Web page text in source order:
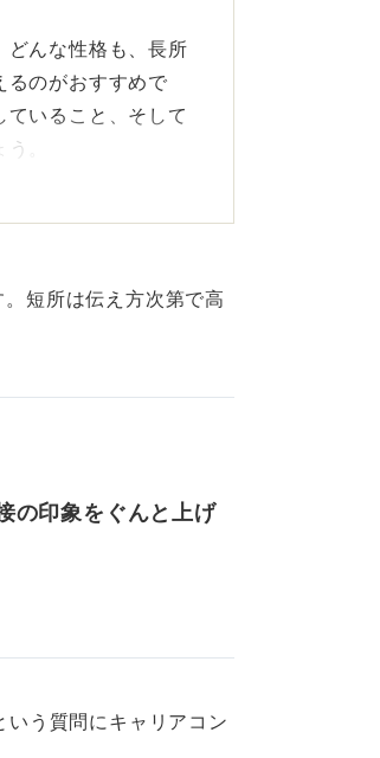
どんな性格も、長所
るのがおすすめで
いること、そして
。
打ったり、共感を
と改善意欲をアピ
です。
確さ、正確性、分
金融業界、公務
は、友人やキャリ
短所は伝え方次第で高
の印象をぐんと上げ
う質問にキャリアコン